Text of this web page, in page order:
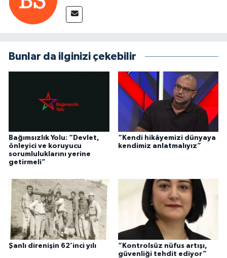
Bunlar da ilginizi çekebilir
Bağımsızlık Yolu: “Devlet,
önleyici ve koruyucu
sorumluluklarını yerine
getirmeli”
“Kendi hikâyemizi dünyaya
kendimiz anlatmalıyız”
Şanlı direnişin 62’inci yılı
“Kontrolsüz nüfus artışı,
güvenliği tehdit ediyor”